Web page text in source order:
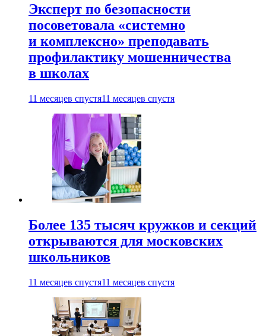
Эксперт по безопасности
посоветовала «системно
и комплексно» преподавать
профилактику мошенничества
в школах
11 месяцев спустя11 месяцев спустя
Более 135 тысяч кружков и секций
открываются для московских
школьников
11 месяцев спустя11 месяцев спустя